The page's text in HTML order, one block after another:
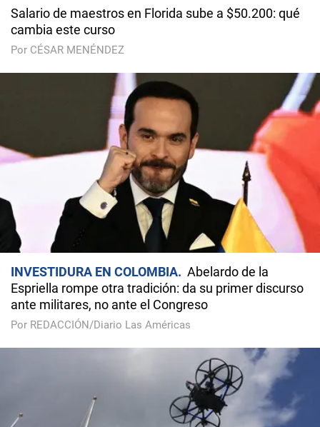
Salario de maestros en Florida sube a $50.200: qué
cambia este curso
Por CÉSAR MENÉNDEZ
INVESTIDURA EN COLOMBIA
Abelardo de la
Espriella rompe otra tradición: da su primer discurso
ante militares, no ante el Congreso
Por REDACCIÓN/Diario Las Américas